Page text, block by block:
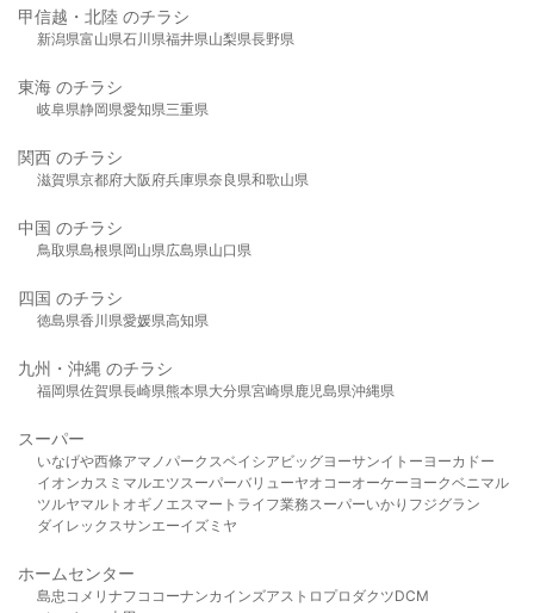
甲信越・北陸 のチラシ
新潟県富山県石川県福井県山梨県長野県
東海 のチラシ
岐阜県静岡県愛知県三重県
関西 のチラシ
滋賀県京都府大阪府兵庫県奈良県和歌山県
中国 のチラシ
鳥取県島根県岡山県広島県山口県
四国 のチラシ
徳島県香川県愛媛県高知県
九州・沖縄 のチラシ
福岡県佐賀県長崎県熊本県大分県宮崎県鹿児島県沖縄県
スーパー
いなげや西條アマノパークスベイシア ビッグヨーサンイトーヨーカドー
イオンカスミ マルエツスーパーバリューヤオコーオーケー ヨークベニマル
ツルヤマルト オギノ エスマート ライフ業務スーパーいかり フジグラン
ダイレックスサンエーイズミヤ
ホームセンター
島忠 コメリ ナフコ コーナンカインズアストロプロダクツDCM